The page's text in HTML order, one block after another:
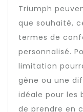
Triumph
que souhaité,
termes de
personnalisé.
limitation
gêne ou une
idéale pour les
de prendre en